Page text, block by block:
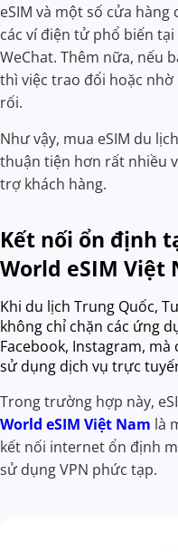
eSIM và một số cửa
các ví điện tử phổ biến
WeChat. Thêm nữa, nếu
thì việc trao đổi hoặc
rối.
Như vậy, mua eSIM du
thuận tiện hơn rất nhiều
trợ khách hàng.
Kết nối ổn định
World eSIM Việt
Khi du lịch Trung Quốc,
không chỉ chặn các ứng
Facebook, Instagram,
sử dụng dịch vụ trực
Trong trường hợp này,
World eSIM Việt Nam là
kết nối internet ổn định
sử dụng VPN phức tạp.